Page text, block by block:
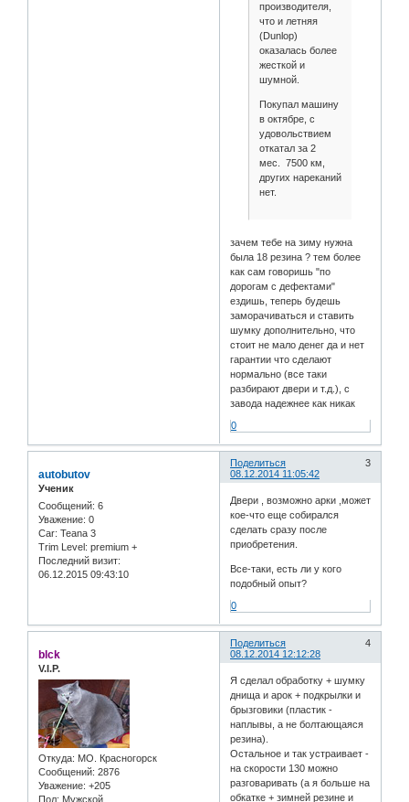
производителя,
что и летняя
(Dunlop)
оказалась более
жесткой и
шумной.
Покупал машину
в октябре, с
удовольствием
откатал за 2
мес. 7500 км,
других нареканий
нет.
зачем тебе на зиму нужна
была 18 резина ? тем более
как сам говоришь "по
дорогам с дефектами"
ездишь, теперь будешь
заморачиваться и ставить
шумку дополнительно, что
стоит не мало денег да и нет
гарантии что сделают
нормально (все таки
разбирают двери и т.д.), с
завода надежнее как никак
0
Поделиться
3
08.12.2014 11:05:42
autobutov
Ученик
Сообщений: 6
Уважение: 0
Car: Teana 3
Trim Level: premium +
Последний визит:
06.12.2015 09:43:10
Двери , возможно арки ,может
кое-что еще собирался
сделать сразу после
приобретения.
Все-таки, есть ли у кого
подобный опыт?
0
Поделиться
4
08.12.2014 12:12:28
blck
V.I.P.
Откуда: МО. Красногорск
Сообщений: 2876
Уважение: +205
Пол: Мужской
Я сделал обработку + шумку
днища и арок + подкрылки и
брызговики (пластик -
наплывы, а не болтающаяся
резина).
Остальное и так устраивает -
на скорости 130 можно
разговаривать (а я больше на
обкатке + зимней резине и